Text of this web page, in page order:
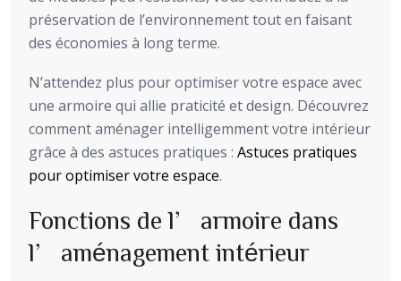
préservation de l’environnement tout en faisant
des économies à long terme.
N’attendez plus pour optimiser votre espace avec
une armoire qui allie praticité et design. Découvrez
comment aménager intelli­gemment votre intérieur
grâce à des astuces pratiques : Astuces pratiques
pour optimiser votre espace.
Fonctions de l’armoire dans
l’aménagement intérieur